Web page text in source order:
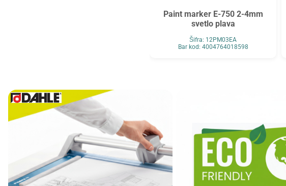
Oxford
Panasonic
Paper+Design
Pelikan
Premijer
Retype
Ridgeback
Scotch
Skrebba
Paint marker E-750 2-4mm
svetlo plava
Šifra: 12PM03EA
Bar kod: 4004764018598